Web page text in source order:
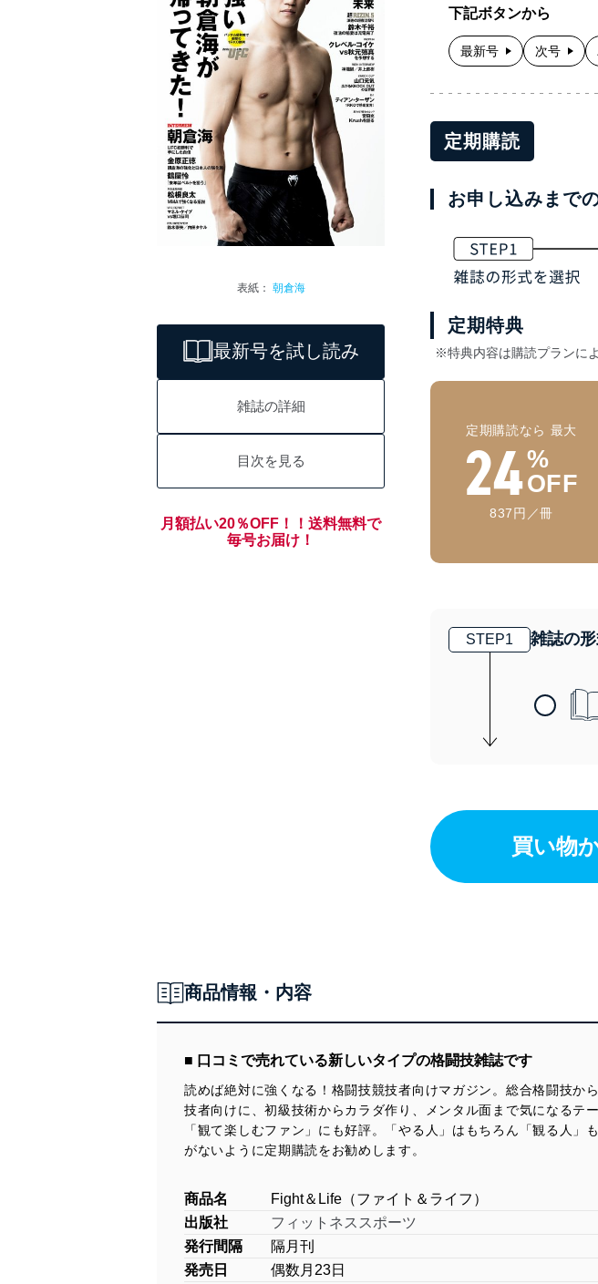
表紙： 朝倉海
最新号を試し読み
雑誌の詳細
目次を見る
月額払い20％OFF！！送料無料で
毎号お届け！
下記ボタンから
最新号 次号
定期購読
お申し込みまで
定期特典
※特典内容は購読プランに
定期購読なら 最大
24%
OFF
837円／冊
STEP1 雑誌の
買い物
商品情報・内容
■ 口コミで売れている新しいタイプの格闘技雑誌です
読めば絶対に強くなる！格闘技競技者向けマガジン。総合格闘技か
技者向けに、初級技術からカラダ作り、メンタル面まで気になる
「観て楽しむファン」にも好評。「やる人」はもちろん「観る人
がないように定期購読をお勧めします。
商品名
Fight＆Life（ファイト＆ライフ）
出版社
フィットネススポーツ
発行間隔
隔月刊
発売日
偶数月23日